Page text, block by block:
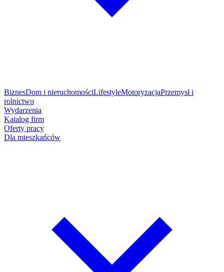
BiznesDom i nieruchomościLifestyleMotoryzacjaPrzemysł i
rolnictwo
Wydarzenia
Katalog firm
Oferty pracy
Dla mieszkańców